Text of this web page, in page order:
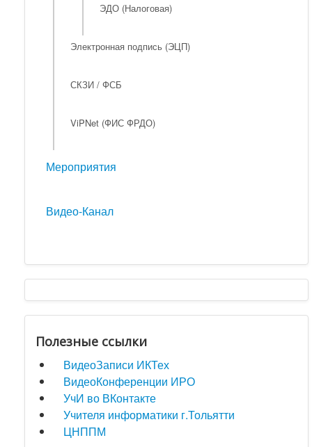
ЭДО (Налоговая)
Электронная подпись (ЭЦП)
СКЗИ / ФСБ
ViPNet (ФИС ФРДО)
Мероприятия
Видео-Канал
Полезные ссылки
ВидеоЗаписи ИКТех
ВидеоКонференции ИРО
УчИ во ВКонтакте
Учителя информатики г.Тольятти
ЦНППМ